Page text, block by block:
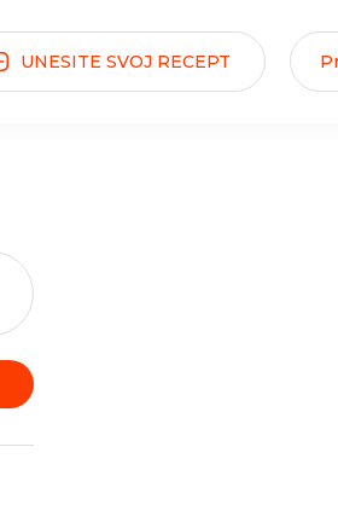
UNESITE SVOJ RECEPT